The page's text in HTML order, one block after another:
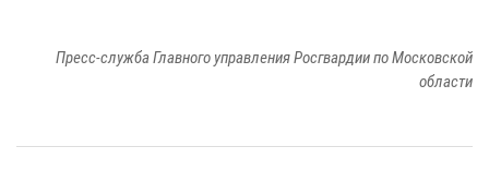
Пресс-служба Главного управления Росгвардии по Московской
области